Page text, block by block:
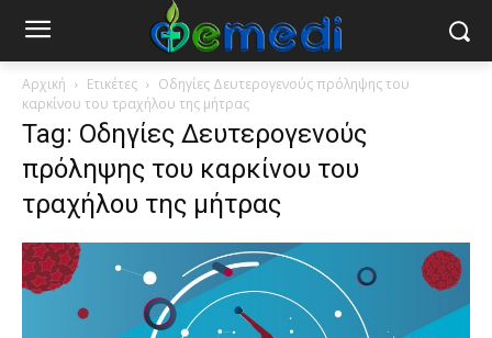
Αρχική Ετικέτες
Οδηγίες Δευτερογενούς πρόληψης του
καρκίνου του τραχήλου της μήτρας
Tag: Οδηγίες Δευτερογενούς
πρόληψης του καρκίνου του
τραχήλου της μήτρας